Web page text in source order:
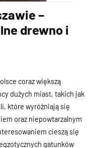
–
drewno i
coraz większą
dużych miast, takich jak
które wyróżniają się
oraz niepowtarzalnym
cieszą się
gatunków